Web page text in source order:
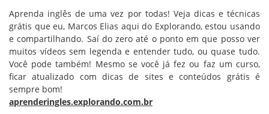
Aprenda inglês de uma vez por todas! Veja dicas e técnicas
grátis que eu, Marcos Elias aqui do Explorando, estou usando
e compartilhando. Saí do zero até o ponto em que posso ver
muitos vídeos sem legenda e entender tudo, ou quase tudo.
Você pode também! Mesmo se você já fez ou faz um curso,
ficar atualizado com dicas de sites e conteúdos grátis é
sempre bom!
aprenderingles.explorando.com.br